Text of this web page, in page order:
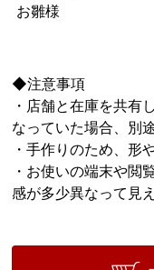
お雛様
◆注意事項
・店舗と在庫を共有
なっていた場合、別
・手作りのため、形
・お使いの端末や閲
感が多少異なって見